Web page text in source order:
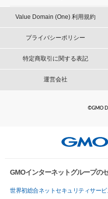
Value Domain (One) 利用規約
プライバシーポリシー
特定商取引に関する表記
運営会社
©GMO
GMOインターネットグループの
世界初総合ネットセキュリティサービ